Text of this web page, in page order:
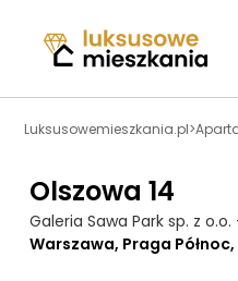
Luksusowemieszkania.pl>
Olszowa 14
Galeria Sawa Park sp. z
Warszawa, Praga